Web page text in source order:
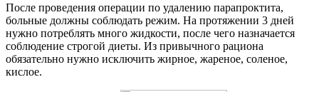
После проведения операции по удалению парапроктита,
больные должны соблюдать режим. На протяжении 3 дней
нужно потреблять много жидкости, после чего назначается
соблюдение строгой диеты. Из привычного рациона
обязательно нужно исключить жирное, жареное, соленое,
кислое.